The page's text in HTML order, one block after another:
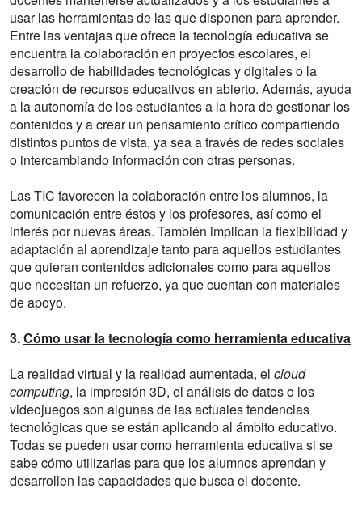
usar las herramientas de las que disponen para aprender.
Entre las ventajas que ofrece la tecnología educativa se
encuentra la colaboración en proyectos escolares, el
desarrollo de habilidades tecnológicas y digitales o la
creación de recursos educativos en abierto. Además, ayuda
a la autonomía de los estudiantes a la hora de gestionar los
contenidos y a crear un pensamiento crítico compartiendo
distintos puntos de vista, ya sea a través de redes sociales
o intercambiando información con otras personas.
Las TIC favorecen la colaboración entre los alumnos, la
comunicación entre éstos y los profesores, así como el
interés por nuevas áreas. También implican la flexibilidad y
adaptación al aprendizaje tanto para aquellos estudiantes
que quieran contenidos adicionales como para aquellos
que necesitan un refuerzo, ya que cuentan con materiales
de apoyo.
3.Cómo usar la tecnología como herramienta educativa
La realidad virtual y la realidad aumentada, el cloud
computing, la impresión 3D, el análisis de datos o los
videojuegos son algunas de las actuales tendencias
tecnológicas que se están aplicando al ámbito educativo.
Todas se pueden usar como herramienta educativa si se
sabe cómo utilizarlas para que los alumnos aprendan y
desarrollen las capacidades que busca el docente.